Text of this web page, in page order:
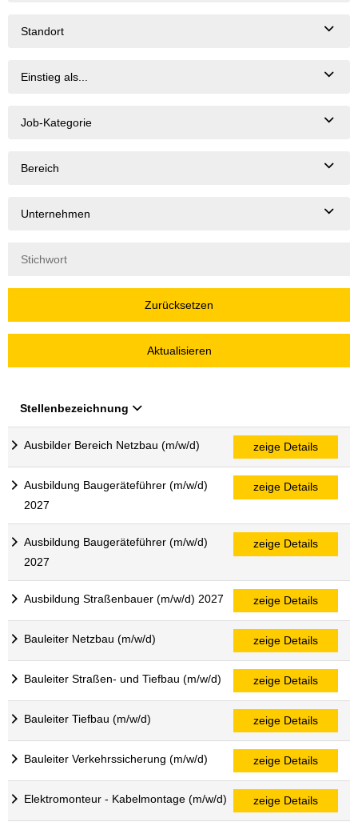
Standort
Einstieg als...
Job-Kategorie
Bereich
Unternehmen
Zurücksetzen
Aktualisieren
Stellenbezeichnung
Ausbilder Bereich Netzbau (m/w/d) zeige Details
Ausbildung Baugeräteführer (m/w/d)
2027
zeige Details
Ausbildung Baugeräteführer (m/w/d)
2027
zeige Details
Ausbildung Straßenbauer (m/w/d) 2027 zeige Details
Bauleiter Netzbau (m/w/d) zeige Details
Bauleiter Straßen- und Tiefbau (m/w/d) zeige Details
Bauleiter Tiefbau (m/w/d) zeige Details
Bauleiter Verkehrssicherung (m/w/d) zeige Details
Elektromonteur - Kabelmontage (m/w/d) zeige Details